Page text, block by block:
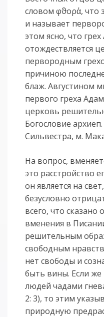
словом φϑορἀ, что
и называет
этом ясно, что
отождествляется
первородным
причиною
блаж. Августином
первого греха
церковь
Богословие
Сильвестра, м.
На вопрос,
это расстройство
он является на
безусловно
всего, что сказано
вменения в
решительным
свободным
нет свободы и
быть вины. Если же
людей чадами
2: 3), то этим
природную